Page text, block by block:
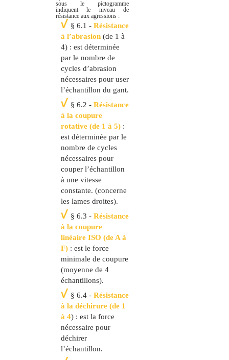
sous le pictogramme
indiquent le niveau de
résistance aux agressions :
§ 6.1 - Résistance
à l’abrasion (de 1 à
4) : est déterminée
par le nombre de
cycles d’abrasion
nécessaires pour user
l’échantillon du gant.
§ 6.2 - Résistance
à la coupure
rotative (de 1 à 5) :
est déterminée par le
nombre de cycles
nécessaires pour
couper l’échantillon
à une vitesse
constante. (concerne
les lames droites).
§ 6.3 - Résistance
à la coupure
linéaire ISO (de A à
F) : est le force
minimale de coupure
(moyenne de 4
échantillons).
§ 6.4 - Résistance
à la déchirure (de 1
à 4) : est la force
nécessaire pour
déchirer
l’échantillon.